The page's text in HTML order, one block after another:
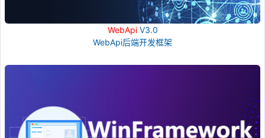
WebApiV3.0
WebApi后端开发框架